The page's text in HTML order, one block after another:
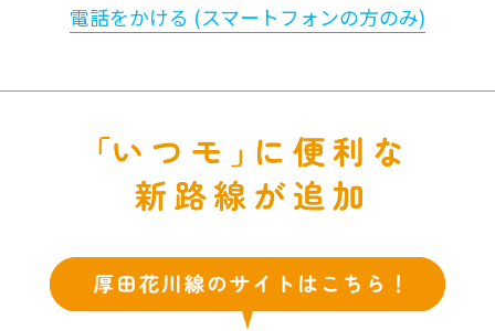
電話をかける (スマートフォンの方のみ)